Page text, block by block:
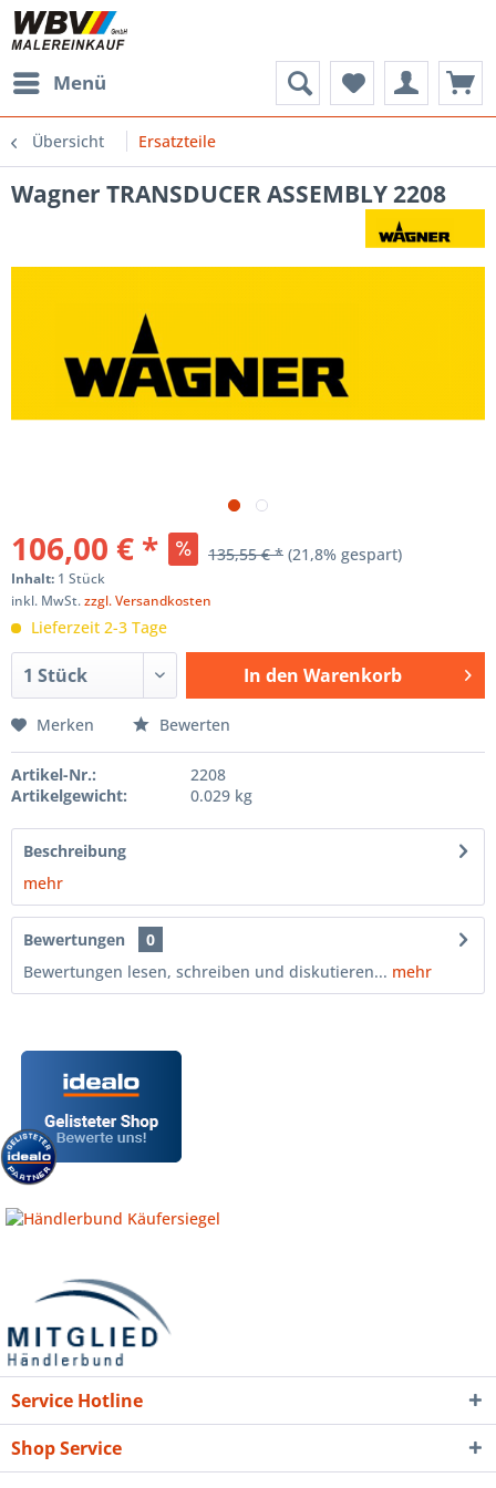
Menü
Übersicht Ersatzteile
Wagner TRANSDUCER ASSEMBLY 2208
106,00 € * 135,55 € * (21,8% gespart)
Inhalt: 1 Stück
inkl. MwSt.zzgl. Versandkosten
Lieferzeit 2-3 Tage
In den Warenkorb
Merken Bewerten
Artikel-Nr.:
2208
Artikelgewicht:
0.029 kg
Beschreibung
mehr
Bewertungen
0
Bewertungen lesen, schreiben und diskutieren... mehr
Service Hotline
Shop Service